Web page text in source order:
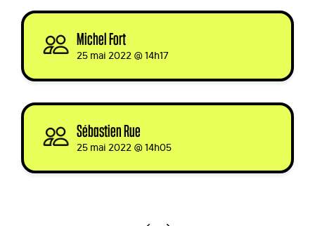
Michel Fort
25 mai 2022 @ 14h17
Sébastien Rue
25 mai 2022 @ 14h05